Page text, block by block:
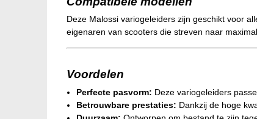
Deze Malossi variogeleiders zijn geschikt voor
eigenaren van scooters die streven naar
Voordelen
Perfecte pasvorm: Deze variogeleiders
Betrouwbare prestaties: Dankzij de hoge